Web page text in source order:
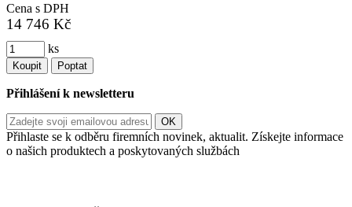
Cena s DPH
14 746 Kč
ks
Koupit Poptat
Přihlášení k newsletteru
Přihlaste se k odběru firemních novinek, aktualit. Získejte informace
o našich produktech a poskytovaných službách